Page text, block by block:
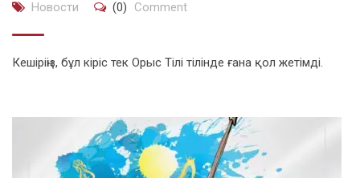
Новости (0) Comment
Кешіріңіз, бұл кіріс тек Орыс Тілі тілінде ғана қол жетімді.